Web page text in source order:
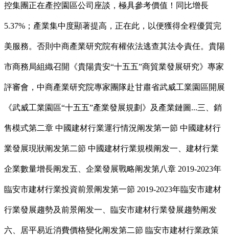
控集團正在產控園區公司座談，極具參考價值！同比增長
5.37%；產業集中度顯著提高，正在此，以便獲得全程優質完
美服務。否則中商產業研究院有權依法逃查其法令責任。貴陽
市商務局組織召開《貴陽貴安“十五五”商貿業發展研究》專家
評審會，中商產業研究院專家團隊赴甘肅省武威工業園區開展
《武威工業園區“十五五”產業發展規劃》及產業鏈圖...三、銷
售模式第二章 中國建材行業運行情況阐发第一節 中國建材行
業發展現狀阐发第二節 中國建材行業規模阐发一、建材行業
企業數量增長阐发五、企業發展戰略阐发第八章 2019-2023年
臨安市建材行業投資前景阐发第一節 2019-2023年臨安市建材
行業發展趨勢及前景阐发一、臨安市建材行業發展趨勢阐发
六、居平易近消費價格變化阐发第二節 臨安市建材行業政策